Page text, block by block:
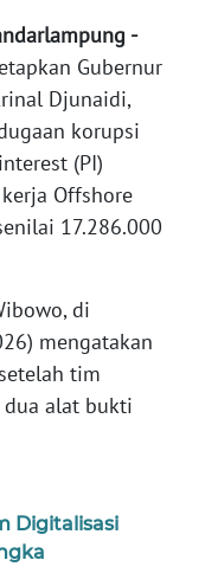
-
Gubernur
Djunaidi,
korupsi
(PI)
Offshore
17.286.000
di
mengatakan
tim
alat bukti
Digitalisasi